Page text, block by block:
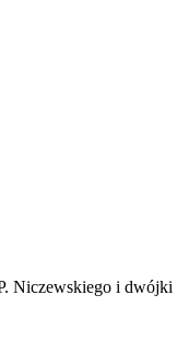
Niczewskiego i dwójki